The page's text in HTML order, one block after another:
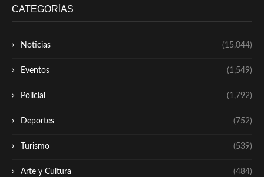
CATEGORÍAS
Noticias (15,044)
Eventos (1,549)
Policial (1,792)
Deportes (752)
Turismo (539)
Arte y Cultura (484)